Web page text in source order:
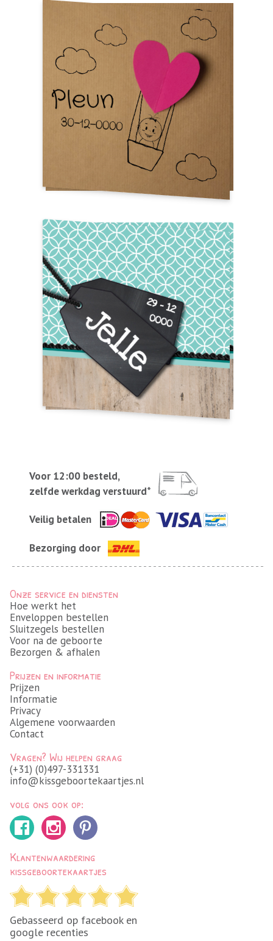
Voor 12:00 besteld,
zelfde werkdag verstuurd*
Veilig betalen
Bezorging door
Onze service en diensten
Hoe werkt het
Enveloppen bestellen
Sluitzegels bestellen
Voor na de geboorte
Bezorgen & afhalen
Prijzen en informatie
Prijzen
Informatie
Privacy
Algemene voorwaarden
Contact
Vragen? Wij helpen graag
(+31) (0)497-331331
info@kissgeboortekaartjes.nl
volg ons ook op:
Klantenwaardering
kissgeboortekaartjes
Gebasseerd op facebook en
google recenties